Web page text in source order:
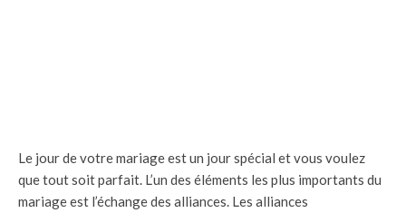
Le jour de votre mariage est un jour spécial et vous voulez
que tout soit parfait. L’un des éléments les plus importants du
mariage est l’échange des alliances. Les alliances